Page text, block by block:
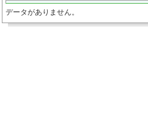
データがありません。